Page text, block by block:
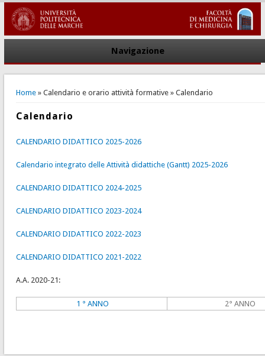
Navigazione
Home» Calendario e orario attività formative» Calendario
Calendario
CALENDARIO DIDATTICO 2025-2026
Calendario integrato delle Attività didattiche (Gantt) 2025-2026
CALENDARIO DIDATTICO 2024-2025
CALENDARIO DIDATTICO 2023-2024
CALENDARIO DIDATTICO 2022-2023
CALENDARIO DIDATTICO 2021-2022
A.A. 2020-21:
1 ° ANNO 2° ANNO